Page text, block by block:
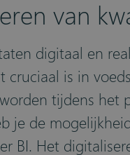
van
digitaal en
cruciaal is in
tijdens het
je de
BI. Het